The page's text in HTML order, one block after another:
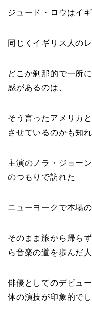
ジュード・ロウはイ
同じくイギリス人の
どこか刹那的で一所
感があるのは、
そう言ったアメリカ
させているのかも知れ
主演のノラ・ジョー
のつもりで訪れた
ニューヨークで本場
そのまま旅から帰ら
ら音楽の道を歩んだ人
俳優としてのデビュ
体の演技が印象的でし